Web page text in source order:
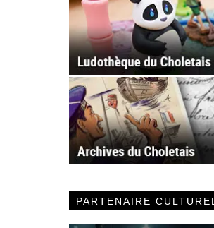
PARTENAIRE CULTUREL